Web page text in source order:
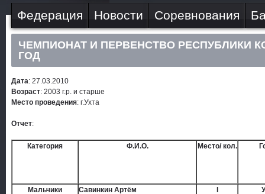
Федерация Новости Соревнования
ЧЕМПИОНАТ И ПЕРВЕНСТВО РЕСПУБЛИКИ
ГОД
Дата: 27.03.2010
Возраст: 2003 г.р. и старше
Место проведения: г.Ухта
Отчет:
Категория Ф.И.О. Место/ кол.
Мальчики Савинкин Артём